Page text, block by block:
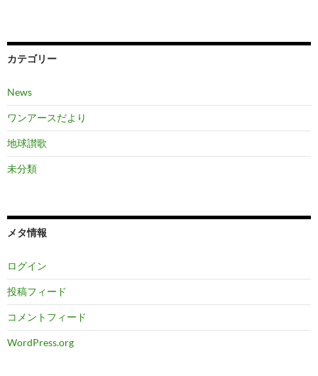
カテゴリー
News
ワンアースだより
地球讃歌
未分類
メタ情報
ログイン
投稿フィード
コメントフィード
WordPress.org